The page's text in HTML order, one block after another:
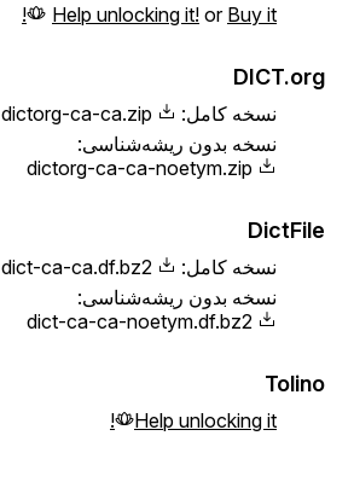
Help unlocking it! or Buy it!
DICT.org
نسخه کامل:
dictorg-ca-ca.zip
نسخه بدون ریشه‌شناسی:
dictorg-ca-ca-noetym.zip
DictFile
نسخه کامل:
dict-ca-ca.df.bz2
نسخه بدون ریشه‌شناسی:
dict-ca-ca-noetym.df.bz2
Tolino
Help unlocking it!